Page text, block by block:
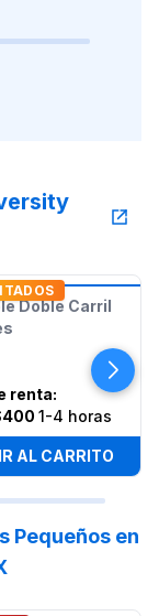
Doble Carril
renta:
1-4 horas
AL CARRITO
Pequeños en